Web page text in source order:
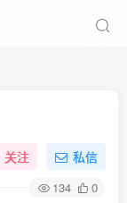
关注 私信
134 0